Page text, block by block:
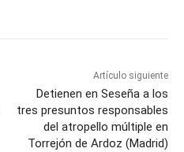
Artículo siguiente
Detienen en Seseña a los
tres presuntos responsables
del atropello múltiple en
Torrejón de Ardoz (Madrid)